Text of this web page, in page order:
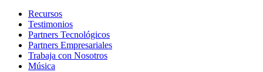
Recursos
Testimonios
Partners Tecnológicos
Partners Empresariales
Trabaja con Nosotros
Música